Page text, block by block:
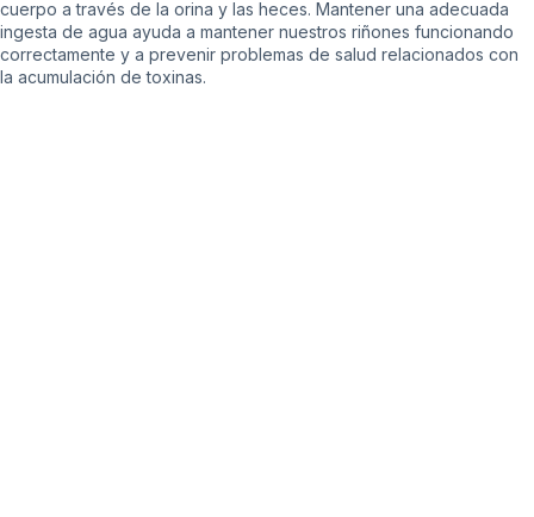
cuerpo a través de la orina y las heces. Mantener una adecuada
ingesta de agua ayuda a mantener nuestros riñones funcionando
correctamente y a prevenir problemas de salud relacionados con
la acumulación de toxinas.